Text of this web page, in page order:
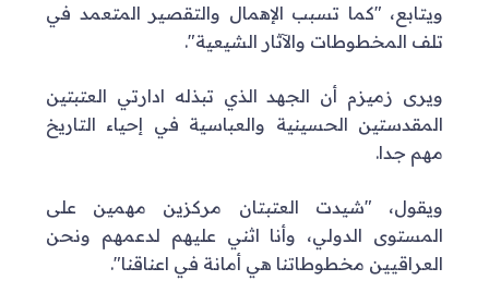
ويتابع، "كما تسبب الإهمال والتقصير المتعمد في
تلف المخطوطات والآثار الشيعية".
ويرى زميزم أن الجهد الذي تبذله ادارتي العتبتين
المقدستين الحسينية والعباسية في إحياء التاريخ
مهم جدا.
ويقول، "شيدت العتبتان مركزين مهمين على
المستوى الدولي، وأنا اثني عليهم لدعمهم ونحن
العراقيين مخطوطاتنا هي أمانة في اعناقنا".